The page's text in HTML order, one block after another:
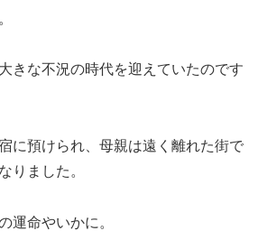
きな不況の時代を迎えていたのです
に預けられ、母親は遠く離れた街で
りました。
運命やいかに。